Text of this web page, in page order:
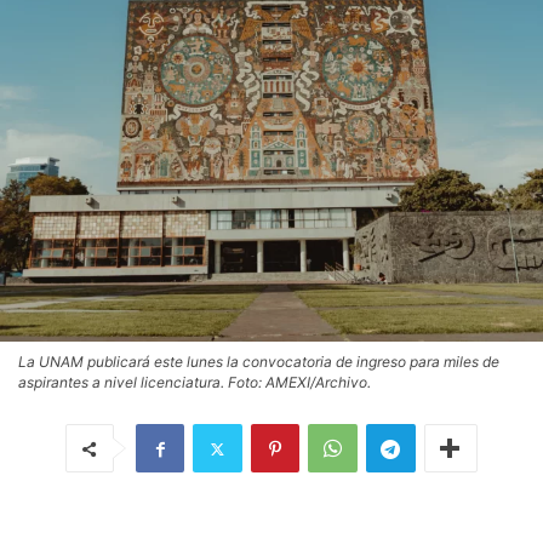
La UNAM publicará este lunes la convocatoria de ingreso para miles de
aspirantes a nivel licenciatura. Foto: AMEXI/Archivo.